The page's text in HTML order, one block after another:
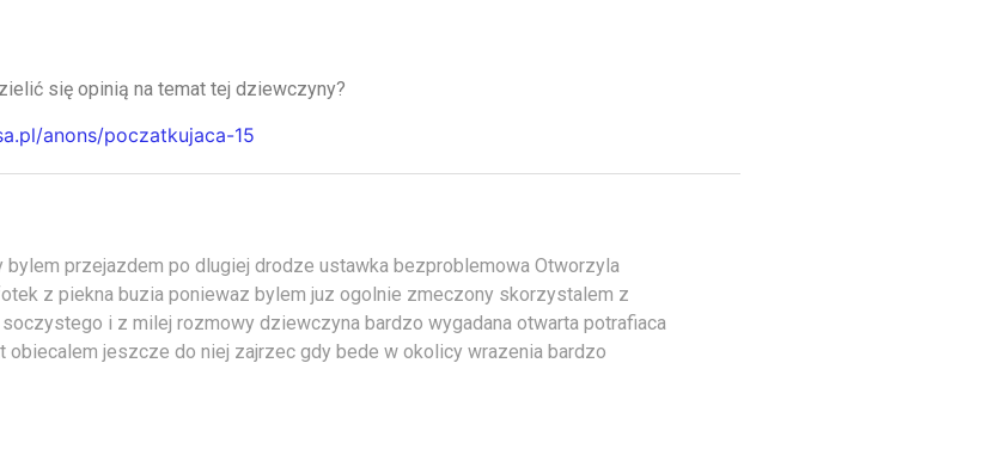
się opinią na temat tej dziewczyny?
anons/poczatkujaca-15
bylem przejazdem po dlugiej drodze ustawka bezproblemowa Otworzyla
z piekna buzia poniewaz bylem juz ogolnie zmeczony skorzystalem z
i z milej rozmowy dziewczyna bardzo wygadana otwarta potrafiaca
obiecalem jeszcze do niej zajrzec gdy bede w okolicy wrazenia bardzo